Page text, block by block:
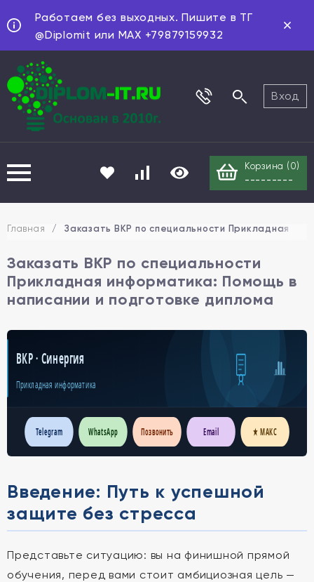
Работаем без выходных. Пишите в ТГ
@Diplomit или MAX +79879159932
Вход
Корзина ( 0)
---------
Главная / Заказать ВКР по специальности Прикладная
Заказать ВКР по специальности
Прикладная информатика: Помощь в
написании и подготовке диплома
ВКР · Синергия
Прикладная информатика
Telegram WhatsApp Позвонить Email ★ МАКС
Введение: Путь к успешной
защите без стресса
Представьте ситуацию: вы на финишной прямой
обучения, перед вами стоит амбициозная цель —